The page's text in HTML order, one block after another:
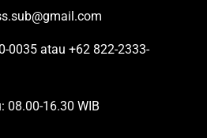
0035 atau +62 822-2333-
08.00-16.30 WIB